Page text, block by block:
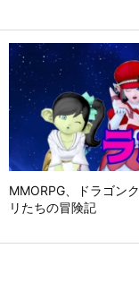
MMORPG、ドラゴン
リたちの冒険記